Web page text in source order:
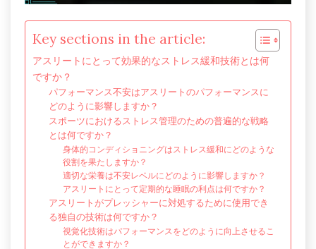
Key sections in the article:
アスリートにとって効果的なストレス緩和技術とは何
ですか？
パフォーマンス不安はアスリートのパフォーマンスに
どのように影響しますか？
スポーツにおけるストレス管理のための普遍的な戦略
とは何ですか？
身体的コンディショニングはストレス緩和にどのような
役割を果たしますか？
適切な栄養は不安レベルにどのように影響しますか？
アスリートにとって定期的な睡眠の利点は何ですか？
アスリートがプレッシャーに対処するために使用でき
る独自の技術は何ですか？
視覚化技術はパフォーマンスをどのように向上させるこ
とができますか？